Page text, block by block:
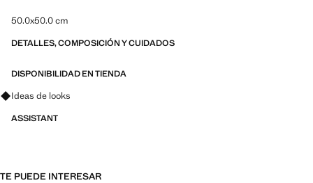
50.0x50.0 cm
DETALLES, COMPOSICIÓN Y CUIDADOS
DISPONIBILIDAD EN TIENDA
Pregunta por looks, prendas y tendencias
Ideas de looks
ASSISTANT
TE PUEDE INTERESAR